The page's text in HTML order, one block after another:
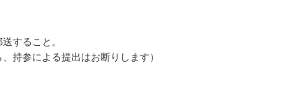
すること。
持参による提出はお断りします）